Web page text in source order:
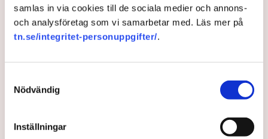
samlas in via cookies till de sociala medier och annons-
och analysföretag som vi samarbetar med. Läs mer på
tn.se/integritet-personuppgifter/.
Nödvändig
Inställningar
Industrin: Därför förlorar
arbetarna på kortare